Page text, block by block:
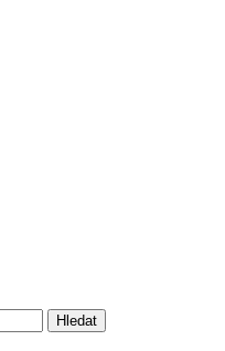
Hledat